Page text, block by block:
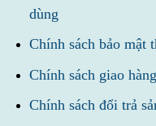
dùng
Chính sách bảo mật
Chính sách giao hàng
Chính sách đổi trả